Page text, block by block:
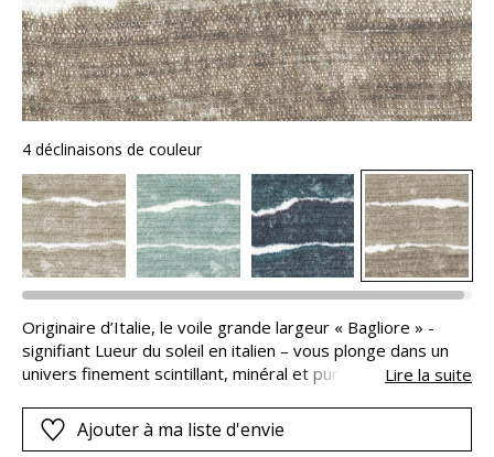
4 déclinaisons de couleur
Originaire d’Italie, le voile grande largeur « Bagliore » -
signifiant Lueur du soleil en italien – vous plonge dans un
univers finement scintillant, minéral et pur. Son grand
l’impression numérique se décline dans quatre tonalités
précieuses : Aqua, Bleu Éternel, Champagne et Taupe. Ses
Lire la suite
Ajouter à ma liste d'envie